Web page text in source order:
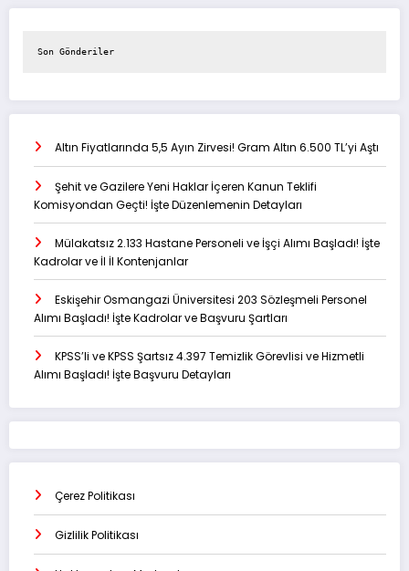
Son Gönderiler
Altın Fiyatlarında 5,5 Ayın Zirvesi! Gram Altın 6.500 TL’yi Aştı
Şehit ve Gazilere Yeni Haklar İçeren Kanun Teklifi
Komisyondan Geçti! İşte Düzenlemenin Detayları
Mülakatsız 2.133 Hastane Personeli ve İşçi Alımı Başladı! İşte
Kadrolar ve İl İl Kontenjanlar
Eskişehir Osmangazi Üniversitesi 203 Sözleşmeli Personel
Alımı Başladı! İşte Kadrolar ve Başvuru Şartları
KPSS’li ve KPSS Şartsız 4.397 Temizlik Görevlisi ve Hizmetli
Alımı Başladı! İşte Başvuru Detayları
Çerez Politikası
Gizlilik Politikası